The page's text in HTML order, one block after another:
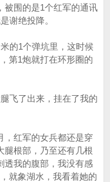
被围的是1个红军的通讯
谢绝投降。
的1个弹坑里，这时候
第1炮就打在环形圈的
飞了出来，挂在了我的
红军的女兵都还是穿
腿根部，乃至还有几根
透我的腹部，我没有感
就象湖水，我看着她的